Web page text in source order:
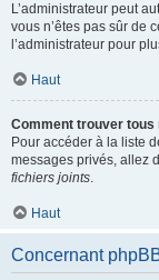
L’administrateur peut
vous n’êtes pas sûr de
l’administrateur pour
Haut
Comment trouver
Pour accéder à la liste
messages privés, allez
fichiers joints.
Haut
Concernant